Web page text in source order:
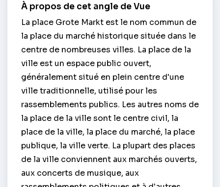
À propos de cet angle de Vue
La place Grote Markt est le nom commun de
la place du marché historique située dans le
centre de nombreuses villes. La place de la
ville est un espace public ouvert,
généralement situé en plein centre d'une
ville traditionnelle, utilisé pour les
rassemblements publics. Les autres noms de
la place de la ville sont le centre civil, la
place de la ville, la place du marché, la place
publique, la ville verte. La plupart des places
de la ville conviennent aux marchés ouverts,
aux concerts de musique, aux